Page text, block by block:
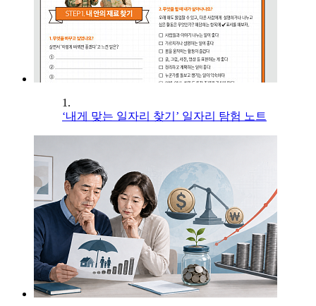
1.
‘내게 맞는 일자리 찾기’ 일자리 탐험 노트